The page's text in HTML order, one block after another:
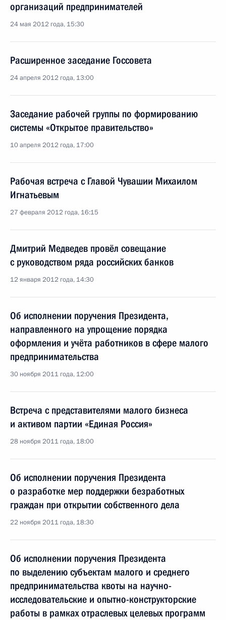
организаций предпринимателей
24 мая 2012 года, 15:30
Расширенное заседание Госсовета
24 апреля 2012 года, 13:00
Заседание рабочей группы по формированию
системы «Открытое правительство»
10 апреля 2012 года, 17:00
Рабочая встреча с Главой Чувашии Михаилом
Игнатьевым
27 февраля 2012 года, 16:15
Дмитрий Медведев провёл совещание
с руководством ряда российских банков
12 января 2012 года, 14:30
Об исполнении поручения Президента,
направленного на упрощение порядка
оформления и учёта работников в сфере малого
предпринимательства
30 ноября 2011 года, 12:00
Встреча с представителями малого бизнеса
и активом партии «Единая Россия»
28 ноября 2011 года, 18:00
Об исполнении поручения Президента
о разработке мер поддержки безработных
граждан при открытии собственного дела
22 ноября 2011 года, 18:30
Об исполнении поручения Президента
по выделению субъектам малого и среднего
предпринимательства квоты на научно-
исследовательские и опытно-конструкторские
работы в рамках отраслевых целевых программ